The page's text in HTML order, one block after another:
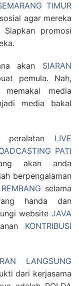
TIMUR
agar mereka
promosi
akan SIARAN
pemula. Nah,
media
media bakal
peralatan LIVE
PATI
akan anda
berpengalaman
selama
handa dan
website JAVA
KONTRIBUSI
LANGSUNG
dari kerjasama